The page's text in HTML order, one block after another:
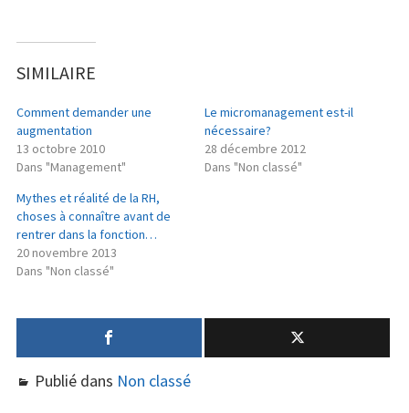
SIMILAIRE
Comment demander une
augmentation
13 octobre 2010
Dans "Management"
Le micromanagement est-il
nécessaire?
28 décembre 2012
Dans "Non classé"
Mythes et réalité de la RH,
choses à connaître avant de
rentrer dans la fonction…
20 novembre 2013
Dans "Non classé"
Publié dans Non classé